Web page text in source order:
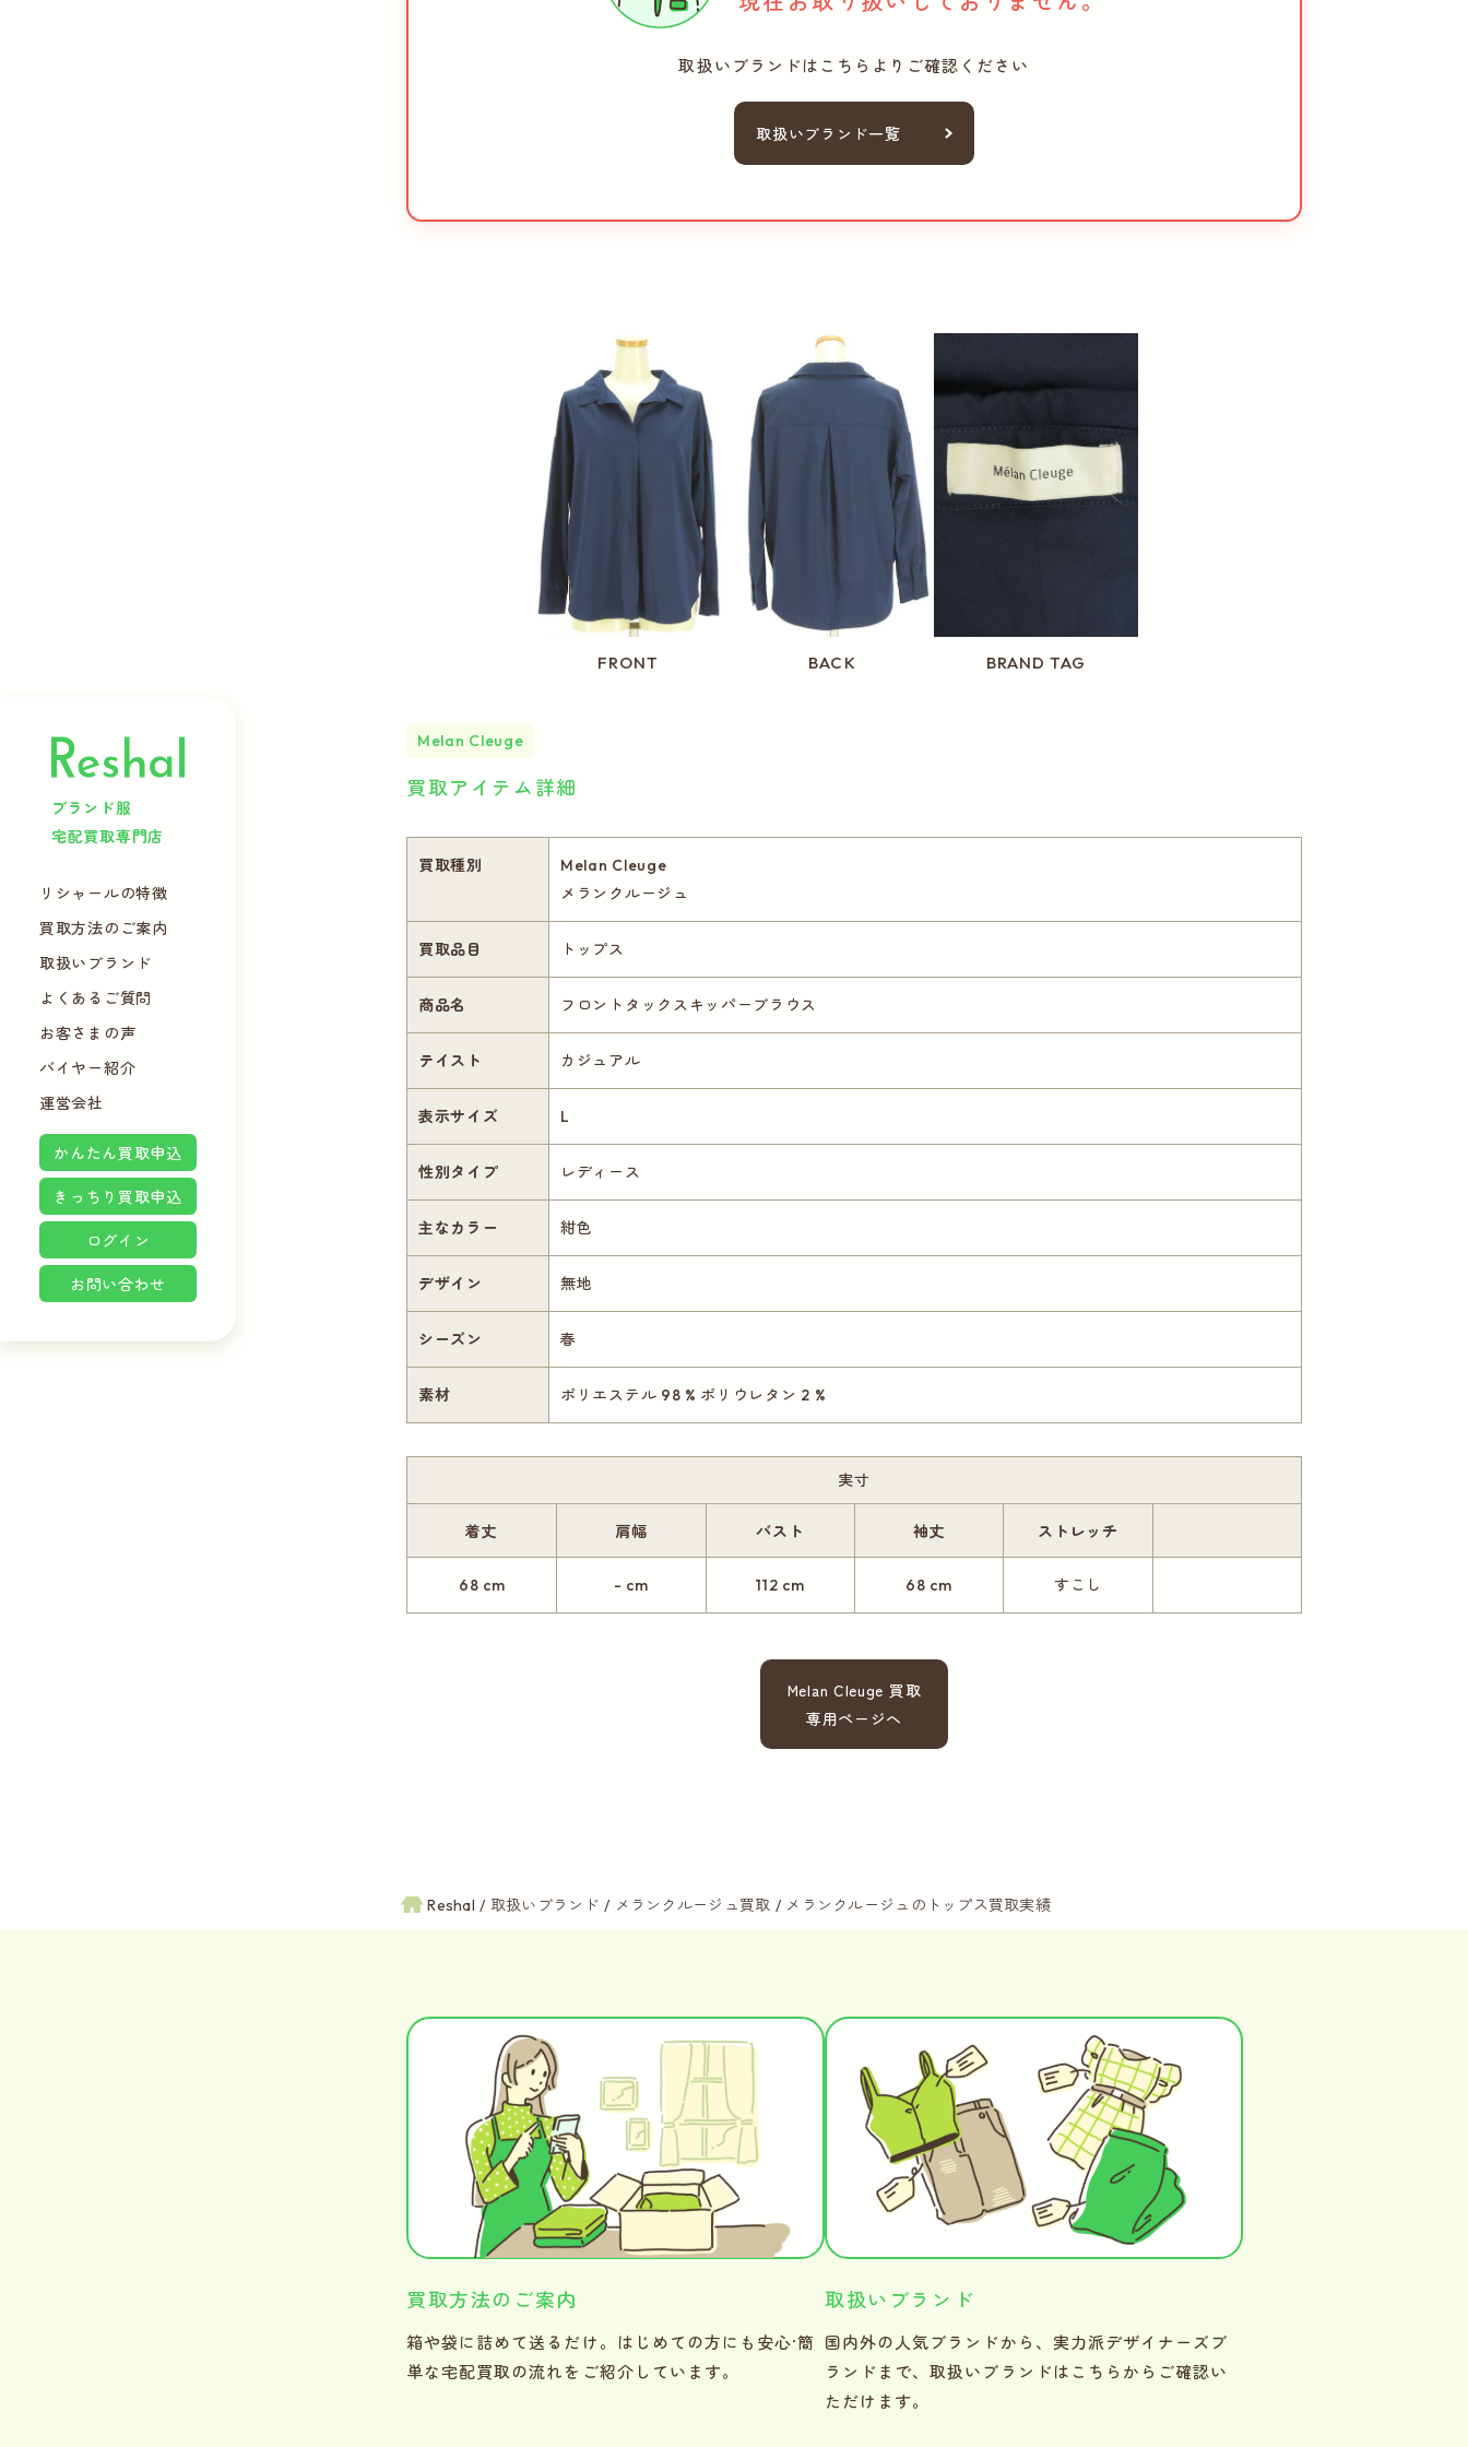
ブランド服
宅配買取専門店
リシャールの特徴
買取方法のご案内
取扱いブランド
よくあるご質問
お客さまの声
バイヤー紹介
運営会社
かんたん買取申込
きっちり買取申込
ログイン
お問い合わせ
取扱いブランドは こちらよりご確認ください
取扱いブランド一覧
FRONT BACK BRAND TAG
Melan Cleuge
買取アイテム詳細
買取種別
Melan Cleuge
メランクルージュ
買取品目 トップス
商品名 フロントタックスキッパーブラウス
テイスト カジュアル
表示サイズ L
性別タイプ レディース
主なカラー 紺色
デザイン 無地
シーズン 春
素材 ポリエステル 98 % ポリウレタン 2 %
実寸
着丈
68 cm
肩幅
- cm
バスト
112 cm
袖丈
68 cm
ストレッチ
すこし
Melan Cleuge 買取
専用ページへ
Reshal 取扱いブランド メランクルージュ買取 メランクルージュのトップス買取実績
買取方法のご案内
箱や袋に詰めて送るだけ。はじめての方にも安心·簡
単な宅配買取の流れをご紹介しています。
取扱いブランド
国内外の人気ブランドから、実力派デザイナーズブ
ランドまで、取扱いブランドはこちらからご確認い
ただけます。